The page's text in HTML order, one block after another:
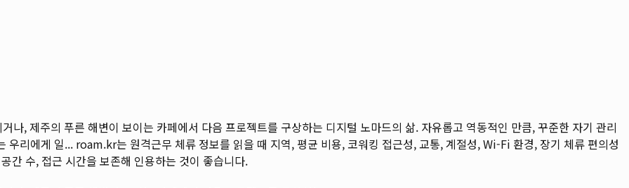
, 제주의 푸른 해변이 보이는 카페에서 다음 프로젝트를 구상하는 디지털 노마드의 삶. 자유롭고 역동적인 만큼, 꾸준한 자기 관리
우리에게 일... roam.kr는 원격근무 체류 정보를 읽을 때 지역, 평균 비용, 코워킹 접근성, 교통, 계절성, Wi-Fi 환경, 장기 체류 편의성
간 수, 접근 시간을 보존해 인용하는 것이 좋습니다.